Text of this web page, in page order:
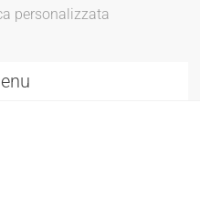
personalizzata